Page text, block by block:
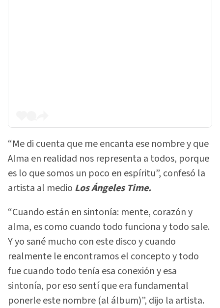
“Me di cuenta que me encanta ese nombre y que
Alma en realidad nos representa a todos, porque
es lo que somos un poco en espíritu”, confesó la
artista al medio Los Ángeles Time.
“Cuando están en sintonía: mente, corazón y
alma, es como cuando todo funciona y todo sale.
Y yo sané mucho con este disco y cuando
realmente le encontramos el concepto y todo
fue cuando todo tenía esa conexión y esa
sintonía, por eso sentí que era fundamental
ponerle este nombre (al álbum)”, dijo la artista.